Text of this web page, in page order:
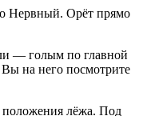
Нервный. Орёт прямо
— голым по главной
на него посмотрите
положения лёжа. Под